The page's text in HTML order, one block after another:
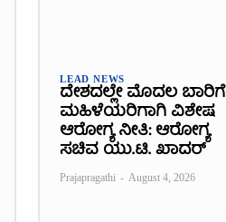
LEAD NEWS
ದೇಶದಲ್ಲೇ ಮೊದಲ ಬಾರಿಗೆ
ಮಹಿಳೆಯರಿಗಾಗಿ ವಿಶೇಷ
ಆರೋಗ್ಯ ನೀತಿ: ಆರೋಗ್ಯ
ಸಚಿವ ಯು.ಟಿ. ಖಾದರ್
Prajapragathi - August 4, 2026